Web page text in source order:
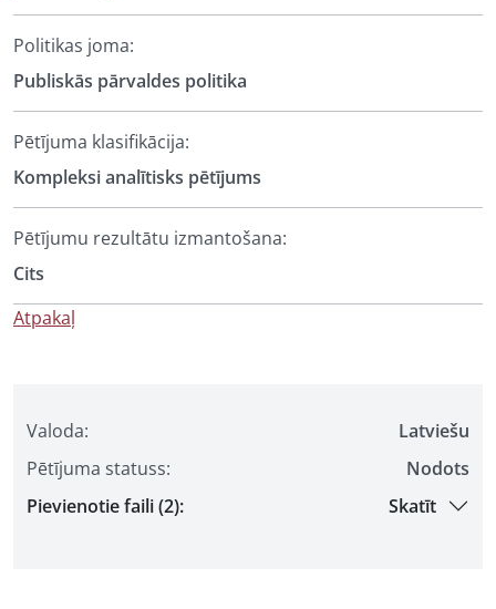
Valoda:
Latviešu
Pētījuma statuss:
Nodots
Pievienotie faili (2):
Skatīt
Politikas joma:
Publiskās pārvaldes politika
Pētījuma klasifikācija:
Kompleksi analītisks pētījums
Pētījumu rezultātu izmantošana:
Cits
Atpakaļ